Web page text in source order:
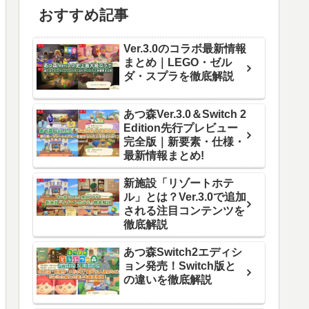
おすすめ記事
Ver.3.0のコラボ最新情報
まとめ｜LEGO・ゼル
ダ・スプラを徹底解説
あつ森Ver.3.0＆Switch 2
Edition先行プレビュー
完全版｜新要素・仕様・
最新情報まとめ!
新施設「リゾートホテ
ル」とは？Ver.3.0で追加
される注目コンテンツを
徹底解説
あつ森Switch2エディシ
ョン発売！Switch版と
の違いを徹底解説